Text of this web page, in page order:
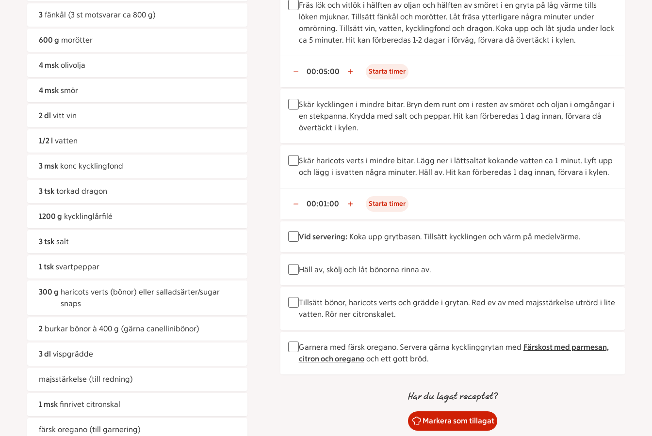
3 fänkål (3 st motsvarar ca 800 g)
600 g morötter
4 msk olivolja
4 msk smör
2 dl vitt vin
1/2 l vatten
3 msk konc kycklingfond
3 tsk torkad dragon
1200 g kycklinglårfilé
3 tsk salt
1 tsk svartpeppar
300 g haricots verts (bönor) eller salladsärter/sugar
snaps
2 burkar bönor à 400 g (gärna canellinibönor)
3 dl vispgrädde
majsstärkelse (till redning)
1 msk finrivet citronskal
färsk oregano (till garnering)
Fräs lök och vitlök i hälften av oljan och hälften av smöret i en gryta på låg värme tills
löken mjuknar. Tillsätt fänkål och morötter. Låt fräsa ytterligare några minuter under
omrörning. Tillsätt vin, vatten, kycklingfond och dragon. Koka upp och låt sjuda under lock
ca 5 minuter. Hit kan förberedas 1-2 dagar i förväg, förvara då övertäckt i kylen.
00:05:00 Starta timer
Skär kycklingen i mindre bitar. Bryn dem runt om i resten av smöret och oljan i omgångar i
en stekpanna. Krydda med salt och peppar. Hit kan förberedas 1 dag innan, förvara då
övertäckt i kylen.
Skär haricots verts i mindre bitar. Lägg ner i lättsaltat kokande vatten ca 1 minut. Lyft upp
och lägg i isvatten några minuter. Häll av. Hit kan förberedas 1 dag innan, förvara i kylen.
00:01:00 Starta timer
Vid servering: Koka upp grytbasen. Tillsätt kycklingen och värm på medelvärme.
Häll av, skölj och låt bönorna rinna av.
Tillsätt bönor, haricots verts och grädde i grytan. Red ev av med majsstärkelse utrörd i lite
vatten. Rör ner citronskalet.
Garnera med färsk oregano. Servera gärna kycklinggrytan med Färskost med parmesan,
citron och oreganooch ett gott bröd.
Har du lagat receptet?
Markera som tillagat